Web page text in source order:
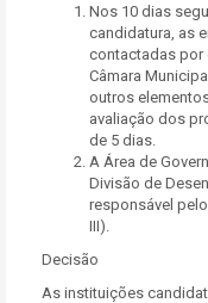
Nos 10 dias
candidatura, as
contactadas por
Câmara
outros
avaliação dos
de 5 dias.
A Área de
Divisão de
responsável
III).
Decisão
As instituições